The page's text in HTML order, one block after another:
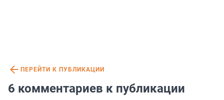
ПЕРЕЙТИ К ПУБЛИКАЦИИ
6 комментариев к публикации